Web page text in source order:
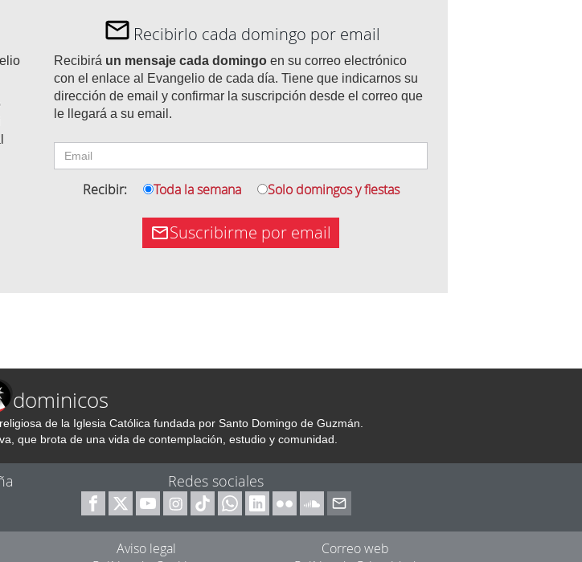
Recibirlo cada domingo por email
Recibirá un mensaje cada domingo en su correo electrónico
con el enlace al Evangelio de cada día. Tiene que indicarnos su
dirección de email y confirmar la suscripción desde el correo que
le llegará a su email.
Recibir: Toda la semana Solo domingos y fiestas
Suscribirme por email
dominicos
de la Iglesia Católica fundada por Santo Domingo de Guzmán.
que brota de una vida de contemplación, estudio y comunidad.
Redes sociales
Aviso legal
Correo web